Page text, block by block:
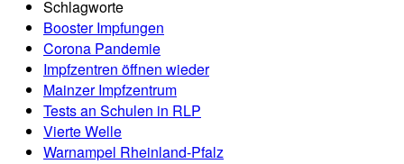
Schlagworte
Booster Impfungen
Corona Pandemie
Impfzentren öffnen wieder
Mainzer Impfzentrum
Tests an Schulen in RLP
Vierte Welle
Warnampel Rheinland-Pfalz